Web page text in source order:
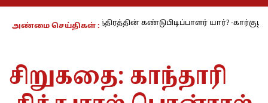
அண்மை செய்திகள் :
கண்டுபிடிப்பாளர் யார்? -கார்குழலி மூவாத
சிறுகதை: காந்தாரி